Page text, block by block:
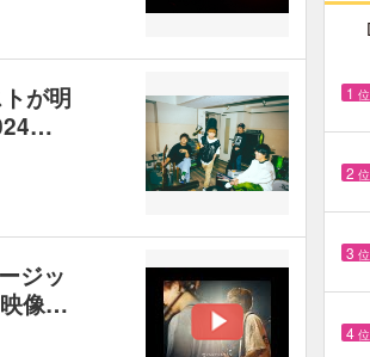
が明
ジッ
像…
1 位
2 位
3 位
4 位